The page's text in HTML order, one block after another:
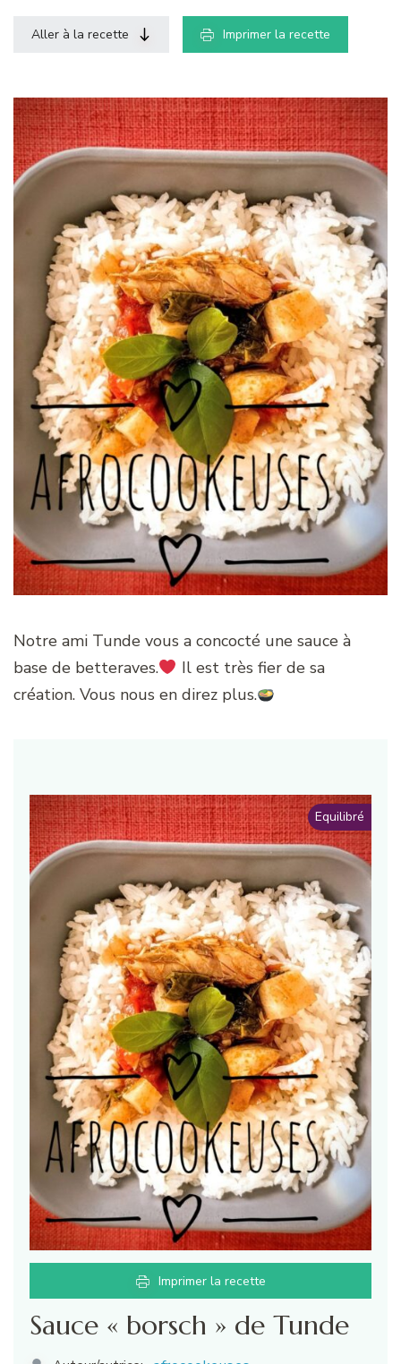
Aller à la recette Imprimer la recette
Notre ami Tunde vous a concocté une sauce à
base de betteraves.
Il est très fier de sa
création. Vous nous en direz plus.
Imprimer la recette
Equilibré
Sauce « borsch » de Tunde